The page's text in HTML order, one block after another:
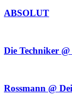
ABSOLUT
Die Techniker
Rossmann @